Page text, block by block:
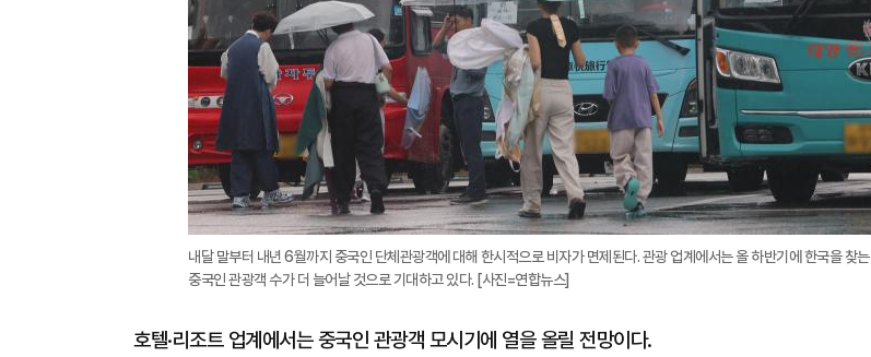
내달 말부터 내년 6월까지 중국인 단체관광객에 대해 한시적으로 비자가 면제된다. 관광 업계에서는 올 하반기에 한국을 찾는
중국인 관광객 수가 더 늘어날 것으로 기대하고 있다. [사진=연합뉴스]
호텔·리조트 업계에서는 중국인 관광객 모시기에 열을 올릴 전망이다.